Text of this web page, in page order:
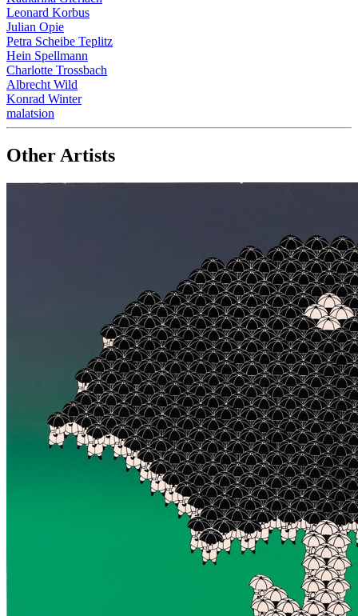
Leonard Korbus
Julian Opie
Petra Scheibe Teplitz
Hein Spellmann
Charlotte Trossbach
Albrecht Wild
Konrad Winter
malatsion
Other Artists